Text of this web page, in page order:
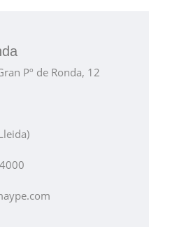
Pº de Ronda, 12